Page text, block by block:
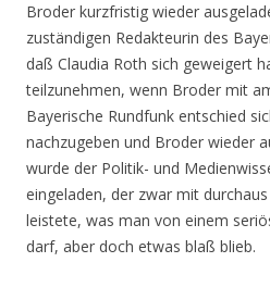
Broder kurzfristig wieder
zuständigen Redakteurin des
daß Claudia Roth sich geweigert
teilzunehmen, wenn Broder mit
Bayerische Rundfunk entschied
nachzugeben und Broder wieder
wurde der Politik- und
eingeladen, der zwar mit
leistete, was man von einem
darf, aber doch etwas blaß blieb.